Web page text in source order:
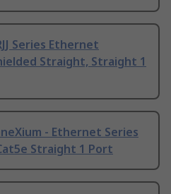
Series Ethernet
Straight, Straight 1
- Ethernet Series
Straight 1 Port